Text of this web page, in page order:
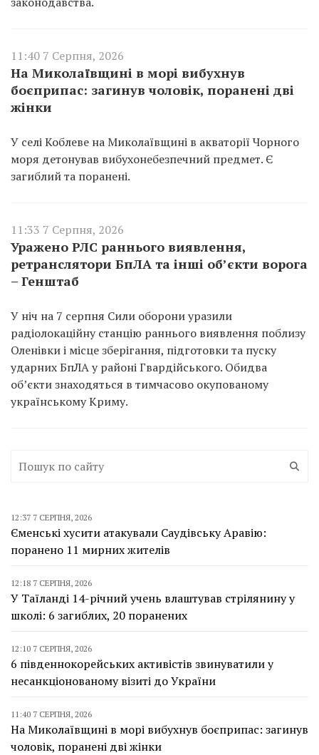
11:40 7 Серпня, 2026
На Миколаївщині в морі вибухнув
боєприпас: загинув чоловік, поранені дві
жінки
У селі Коблеве на Миколаївщині в акваторії Чорного
моря детонував вибухонебезпечний предмет. Є
загиблий та поранені.
11:33 7 Серпня, 2026
Уражено РЛС раннього виявлення,
ретранслятори БпЛА та інші об’єкти ворога
– Генштаб
У ніч на 7 серпня Сили оборони уразили
радіолокаційну станцію раннього виявлення поблизу
Оленівки і місце зберігання, підготовки та пуску
ударних БпЛА у районі Гвардійського. Обидва
об’єкти знаходяться в тимчасово окупованому
українському Криму.
12:37 7 СЕРПНЯ, 2026
Єменські хусити атакували Саудівську Аравію:
поранено 11 мирних жителів
12:18 7 СЕРПНЯ, 2026
У Таїланді 14-річний учень влаштував стрілянину у
школі: 6 загиблих, 20 поранених
12:10 7 СЕРПНЯ, 2026
6 південнокорейських активістів звинуватили у
несанкціонованому візиті до України
11:40 7 СЕРПНЯ, 2026
На Миколаївщині в морі вибухнув боєприпас: загинув
чоловік, поранені дві жінки